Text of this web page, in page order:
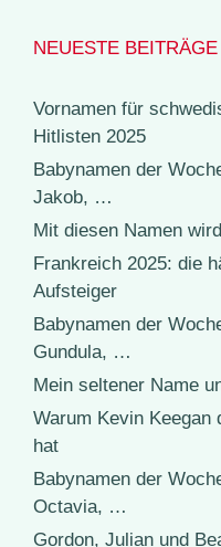
NEUESTE BEITRÄGE
Vornamen für
Hitlisten 2025
Babynamen der
Jakob, …
Mit diesen Namen
Frankreich 2025: die
Aufsteiger
Babynamen der
Gundula, …
Mein seltener Name
Warum Kevin Keegan
hat
Babynamen der
Octavia, …
Gordon, Julian und